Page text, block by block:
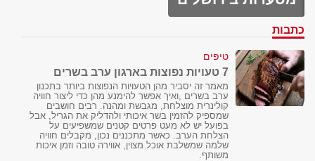
כתבות
טיפים
7 טעויות נפוצות בארגון ערב בשרים
מאמר זה יסביר מהן הטעויות הנפוצות ביותר בתכנון
ערב בשרים ,ואיך אפשר להימנע מהן כדי ליצור חוויה
קולינרית מוצלחת, מגבשת ומהנה. רבים חושבים
שמספיק להזמין בשר איכותי ולהדליק את הגריל, אבל
בפועל יש לא מעט פרטים קטנים שמשפיעים על
הצלחת הערב. כאשר מתכננים נכון, מקבלים חוויה
שלמה שמשלבת אוכל מצוין, אווירה טובה וזמן איכות
משותף.